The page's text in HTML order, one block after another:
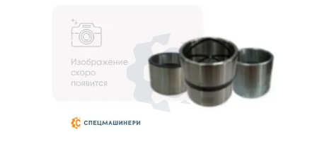
3D тур по производству
3D тур по складам
sksale@skdst.ru